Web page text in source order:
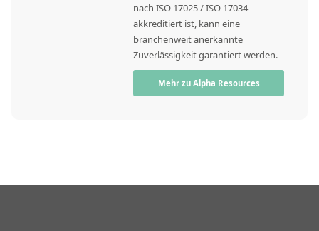
nach ISO 17025 / ISO 17034
akkreditiert ist, kann eine
branchenweit anerkannte
Zuverlässigkeit garantiert werden.
Mehr zu Alpha Resources